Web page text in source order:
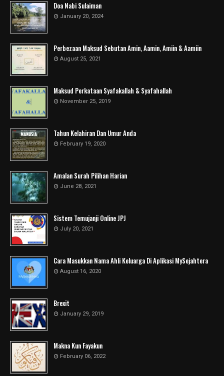
Doa Nabi Sulaiman
January 20, 2024
Perbezaan Maksud Sebutan Amin, Aamin, Amiin & Aamiin
August 25, 2021
Maksud Perkataan Syafakallah & Syafahallah
November 25, 2019
Tahun Kelahiran Dan Umur Anda
February 19, 2020
Amalan Surah Pilihan Harian
June 28, 2021
Sistem Temujanji Online JPJ
July 20, 2021
Cara Masukkan Nama Ahli Keluarga Di Aplikasi MySejahtera
August 16, 2020
Brexit
January 29, 2019
Makna Kun Fayakun
February 06, 2022